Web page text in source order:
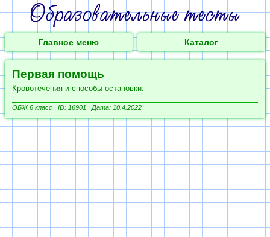
Главное меню Каталог
Первая помощь
Кровотечения и способы остановки.
ОБЖ 6 класс | ID: 16901 | Дата: 10.4.2022